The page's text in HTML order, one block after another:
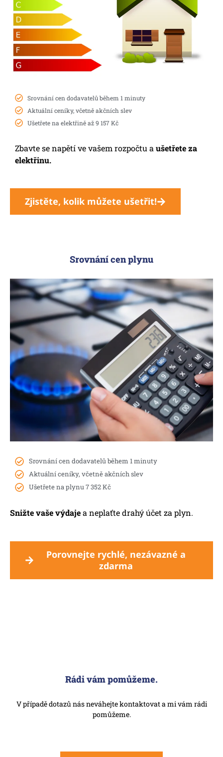
Srovnání cen dodavatelů během 1 minuty
Aktuální ceníky, včetně akčních slev
Ušetřete na elektřině až 9 157 Kč
Zbavte se napětí ve vašem rozpočtu a ušetřete za
elektřinu.
Zjistěte, kolik můžete ušetřit!
Srovnání cen plynu
Srovnání cen dodavatelů během 1 minuty
Aktuální ceníky, včetně akčních slev
Ušetřete na plynu 7 352 Kč
Snižte vaše výdajea neplaťte drahý účet za plyn.
Porovnejte rychlé, nezávazné a
zdarma
Rádi vám pomůžeme.
V případě dotazů nás neváhejte kontaktovat a mi vám rádi
pomůžeme.